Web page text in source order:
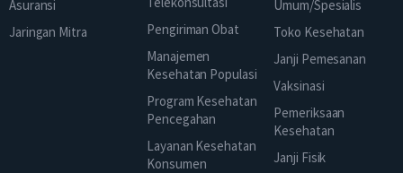
Asuransi
Jaringan Mitra
Pengiriman Obat
Manajemen
Kesehatan Populasi
Program Kesehatan
Pencegahan
Layanan Kesehatan
Konsumen
Umum/Spesialis
Toko Kesehatan
Janji Pemesanan
Vaksinasi
Pemeriksaan
Kesehatan
Janji Fisik